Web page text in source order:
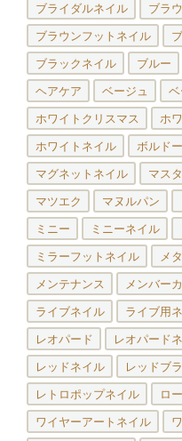
ブライダルネイル ブラ
ブラウンフットネイル
ブラックネイル ブルー
ヘアケア ベージュ
ホワイトクリスマス ホ
ホワイトネイル ボルド
マグネットネイル マス
マツエク マヌルパン
ミニー ミニーネイル
ミラーフットネイル メ
メンテナンス メンバー
ライブネイル ライブ用
レオパード レオパード
レッドネイル レッドブ
レトロポップネイル ロ
ワイヤーアートネイル